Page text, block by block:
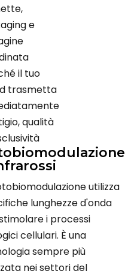
e
il tuo
trasmetta
qualità
utilizza
lunghezze d'onda
i processi
cellulari. È una
sempre più
nei settori del